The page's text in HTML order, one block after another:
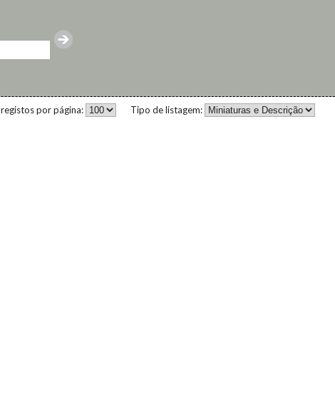
Tipo de listagem:
registos por página: